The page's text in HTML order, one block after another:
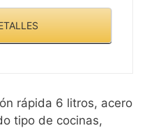
rápida 6 litros, acero
tipo de cocinas,